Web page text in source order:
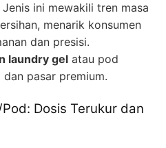
ini mewakili tren masa
menarik konsumen
dan presisi.
laundry gel atau pod
pasar premium.
Dosis Terukur dan